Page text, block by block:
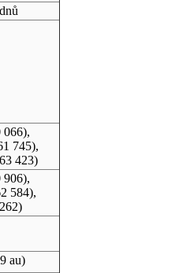
745),
423)
584),
au)